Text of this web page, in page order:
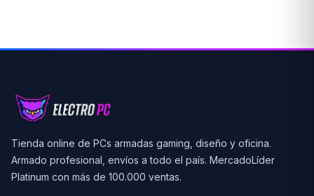
Tienda online de PCs armadas gaming, diseño y oficina.
Armado profesional, envíos a todo el país. MercadoLíder
Platinum con más de 100.000 ventas.